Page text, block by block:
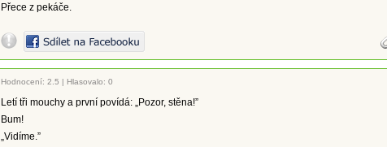
Přece z pekáče.
Hodnocení: 2.5 | Hlasovalo: 0
Letí tři mouchy a první povídá: „Pozor, stěna!”
Bum!
„Vidíme.”